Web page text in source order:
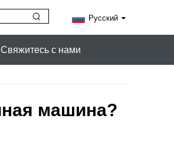
Русский
Свяжитесь с нами
машина?